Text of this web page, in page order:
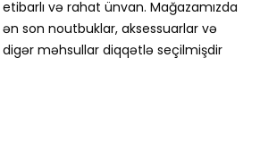
etibarlı və rahat ünvan. Mağazamızda
ən son noutbuklar, aksessuarlar və
digər məhsullar diqqətlə seçilmişdir